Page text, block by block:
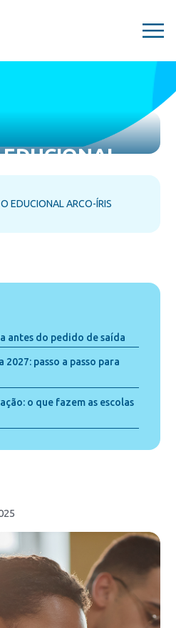
EDUCIONAL ARCO-ÍRIS
antes do pedido de saída
passo a passo para
o que fazem as escolas